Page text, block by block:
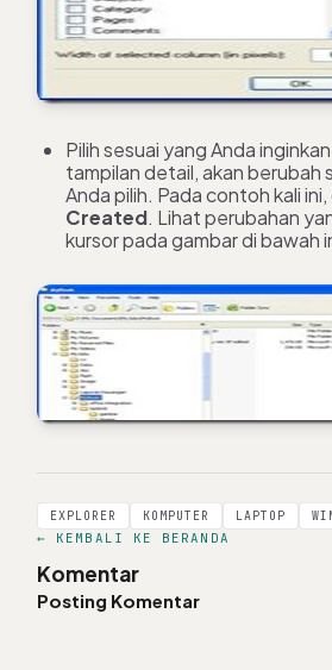
Pilih sesuai yang Anda
tampilan detail, akan berubah
Anda pilih. Pada contoh kali
Created. Lihat perubahan
kursor pada gambar di bawah
EXPLORER KOMPUTER LAPTOP
← KEMBALI KE BERANDA
Komentar
Posting Komentar